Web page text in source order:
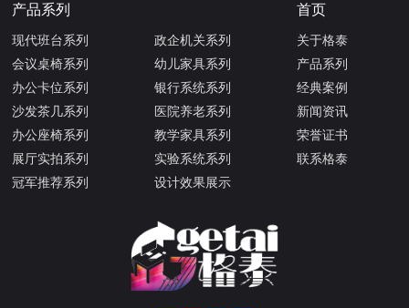
产品系列
现代班台系列
会议桌椅系列
办公卡位系列
沙发茶几系列
办公座椅系列
展厅实拍系列
冠军推荐系列
政企机关系列
幼儿家具系列
银行系统系列
医院养老系列
教学家具系列
实验系统系列
设计效果展示
首页
关于格泰
产品系列
经典案例
新闻资讯
荣誉证书
联系格泰